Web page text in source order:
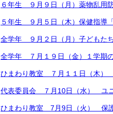
６年生 ９月９日（月）薬物乱用
５年生 ９月５日（木）保健指導
全学年 ９月２日（月）子どもた
全学年 ７月１９日（金）１学期
ひまわり教室 ７月１１日（木）
代表委員会 ７月10日（水） ユニ
ひまわり教室 7月9日（火） 保